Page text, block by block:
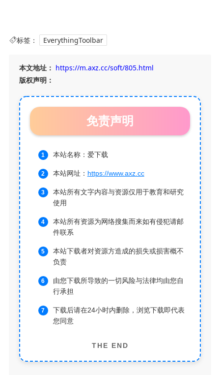
标签： EverythingToolbar
本文地址： https://m.axz.cc/soft/805.html
版权声明：
免责声明
本站名称：爱下载
本站网址： https://www.axz.cc
本站所有文字内容与资源仅用于教育和研究
使用
本站所有资源为网络搜集而来如有侵犯请邮
件联系
本站下载者对资源方造成的损失或损害概不
负责
由您下载所导致的一切风险与法律均由您自
行承担
下载后请在24小时内删除，浏览下载即代表
您同意
THE END